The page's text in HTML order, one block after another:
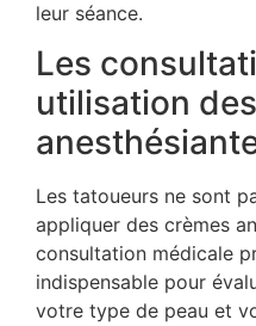
leur séance.
Les
utilisation
Les tatoueurs ne sont
appliquer des crèmes
consultation médicale
indispensable pour
votre type de peau et